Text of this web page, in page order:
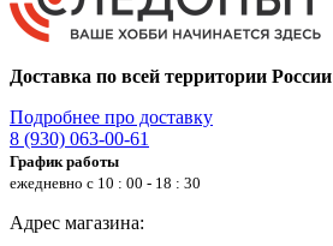
Доставка по всей территории России
Подробнее про доставку
8 (930) 063-00-61
График работы
ежедневно с 10 : 00 - 18 : 30
Адрес магазина: